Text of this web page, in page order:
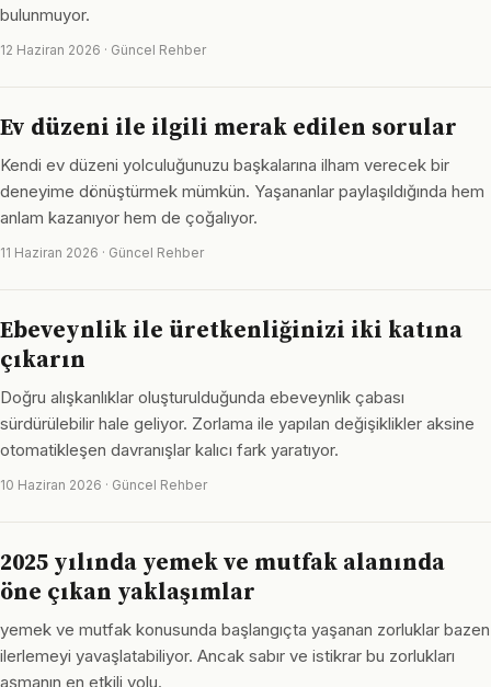
bulunmuyor.
12 Haziran 2026 · Güncel Rehber
Ev düzeni ile ilgili merak edilen sorular
Kendi ev düzeni yolculuğunuzu başkalarına ilham verecek bir
deneyime dönüştürmek mümkün. Yaşananlar paylaşıldığında hem
anlam kazanıyor hem de çoğalıyor.
11 Haziran 2026 · Güncel Rehber
Ebeveynlik ile üretkenliğinizi iki katına
çıkarın
Doğru alışkanlıklar oluşturulduğunda ebeveynlik çabası
sürdürülebilir hale geliyor. Zorlama ile yapılan değişiklikler aksine
otomatikleşen davranışlar kalıcı fark yaratıyor.
10 Haziran 2026 · Güncel Rehber
2025 yılında yemek ve mutfak alanında
öne çıkan yaklaşımlar
yemek ve mutfak konusunda başlangıçta yaşanan zorluklar bazen
ilerlemeyi yavaşlatabiliyor. Ancak sabır ve istikrar bu zorlukları
aşmanın en etkili yolu.